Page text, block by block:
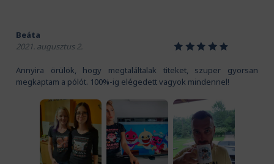
Beáta
2021. augusztus 2.
12345
Annyira örülök, hogy megtaláltalak titeket, szuper gyorsan
megkaptam a pólót. 100%-ig elégedett vagyok mindennel!